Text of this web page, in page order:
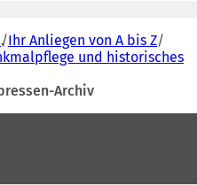
Ihr Anliegen von A bis Z
und historisches
Archiv